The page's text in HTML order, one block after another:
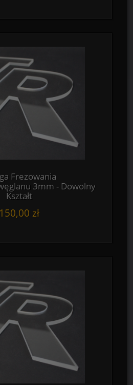
Frezowania
3mm - Dowolny
Kształt
150,00 zł